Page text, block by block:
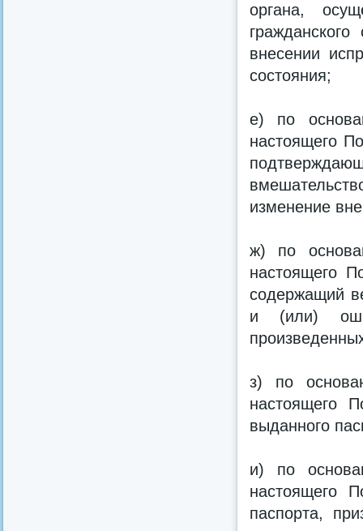
органа,
внесении
состояния;
е) по
настоящего
изменение
ж) по
настоящего
содержащий
и (или)
з) по
настоящего
выданного
и) по
настоящего
паспорта,